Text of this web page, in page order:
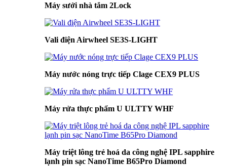
Máy sưởi nhà tắm 2Lock
Vali điện Airwheel SE3S-LIGHT
Máy nước nóng trực tiếp Clage CEX9 PLUS
Máy rửa thực phẩm U ULTTY WHF
Máy triệt lông trẻ hoá da công nghệ IPL sapphire
lạnh pin sạc NanoTime B65Pro Diamond